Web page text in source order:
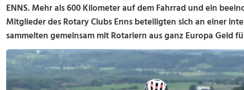
ENNS. Mehr als 600 Kilometer auf dem Fahrrad und ein
Mitglieder des Rotary Clubs Enns beteiligten sich an einer
sammelten gemeinsam mit Rotariern aus ganz Europa Geld